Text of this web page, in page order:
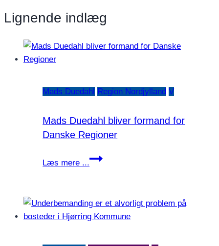
Lignende indlæg
Mads Duedahl Region Nordjylland V
Mads Duedahl bliver formand for
Danske Regioner
Læs mere ...
Mads
for
Danske